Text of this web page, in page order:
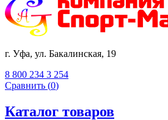
г. Уфа, ул. Бакалинская, 19
8 800 234 3 254
Сравнить (0)
Каталог товаров